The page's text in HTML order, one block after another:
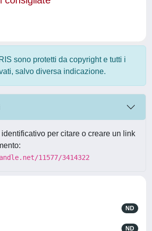
sono protetti da copyright e tutti i
salvo diversa indicazione.
per citare o creare un link
11577/3414322
ND
ND